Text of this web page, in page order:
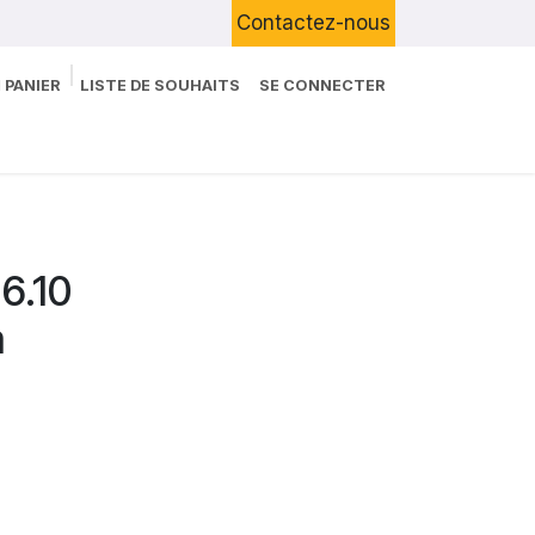
Contactez-nous
LISTE DE SOUHAITS SE CONNECTER